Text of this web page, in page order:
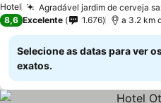
Hotel Agradável jardim de cerveja
8,6 Excelente 1.676 a 3.2 km
Selecione as datas para ver
exatos.